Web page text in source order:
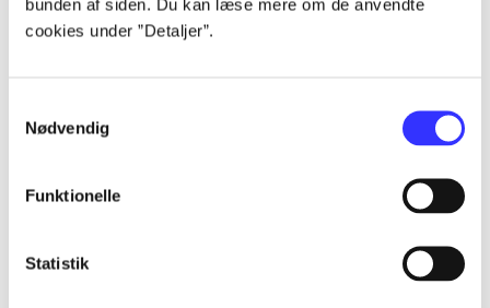
bunden af siden. Du kan læse mere om de anvendte
cookies under ”Detaljer”.
Nødvendig
Funktionelle
Statistik
Artikler
...
...